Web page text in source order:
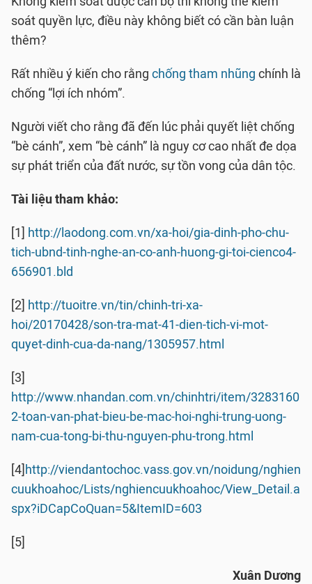
soát quyền lực, điều này không biết có cần bàn luận
thêm?
Rất nhiều ý kiến cho rằng chống tham nhũng chính là
chống “lợi ích nhóm”.
Người viết cho rằng đã đến lúc phải quyết liệt chống
“bè cánh”, xem “bè cánh” là nguy cơ cao nhất đe dọa
sự phát triển của đất nước, sự tồn vong của dân tộc.
Tài liệu tham khảo:
[1] http://laodong.com.vn/xa-hoi/gia-dinh-pho-chu-
tich-ubnd-tinh-nghe-an-co-anh-huong-gi-toi-cienco4-
656901.bld
[2] http://tuoitre.vn/tin/chinh-tri-xa-
hoi/20170428/son-tra-mat-41-dien-tich-vi-mot-
quyet-dinh-cua-da-nang/1305957.html
[3]
http://www.nhandan.com.vn/chinhtri/item/3283160
2-toan-van-phat-bieu-be-mac-hoi-nghi-trung-uong-
nam-cua-tong-bi-thu-nguyen-phu-trong.html
[4] http://viendantochoc.vass.gov.vn/noidung/nghien
cuukhoahoc/Lists/nghiencuukhoahoc/View_Detail.a
spx?iDCapCoQuan=5&ItemID=603
[5]
Xuân Dương